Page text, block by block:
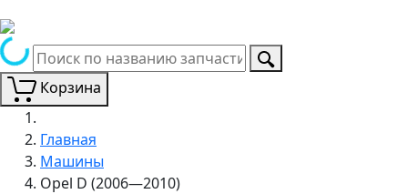
Корзина
Главная
Машины
Opel D (2006—2010)